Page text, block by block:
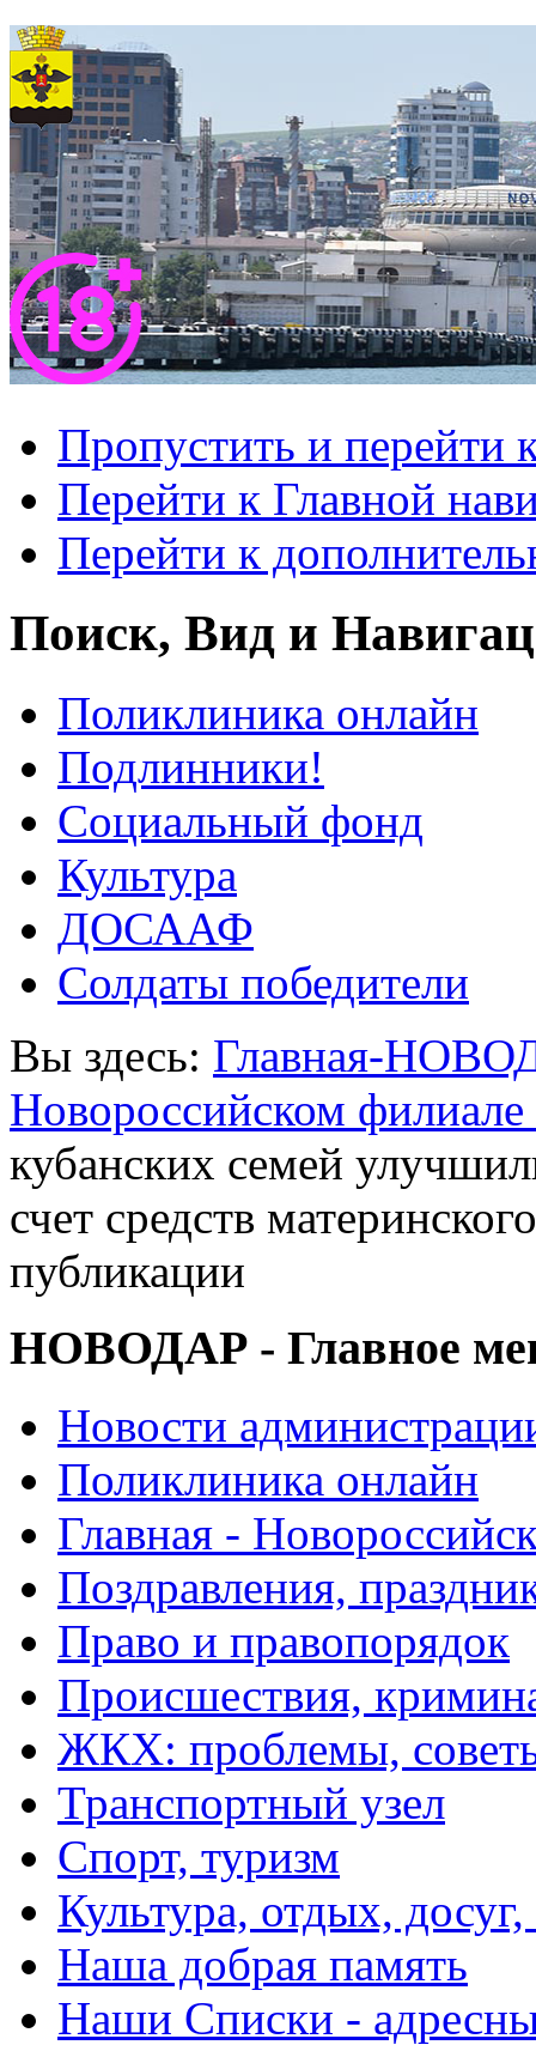
Пропустить и перейти
Перейти к Главной
Перейти к
Поиск, Вид и
Поликлиника онлайн
Подлинники!
Социальный фонд
Культура
ДОСААФ
Солдаты победители
Вы здесь: Главная-
Новороссийском
кубанских семей
счет средств
публикации
НОВОДАР - Главное
Новости
Поликлиника онлайн
Главная -
Поздравления,
Право и правопорядок
Происшествия,
ЖКХ: проблемы,
Транспортный узел
Спорт, туризм
Культура, отдых,
Наша добрая память
Наши Списки -